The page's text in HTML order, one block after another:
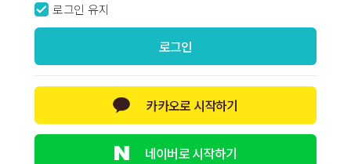
로그인 유지
로그인
카카오로 시작하기
네이버로 시작하기